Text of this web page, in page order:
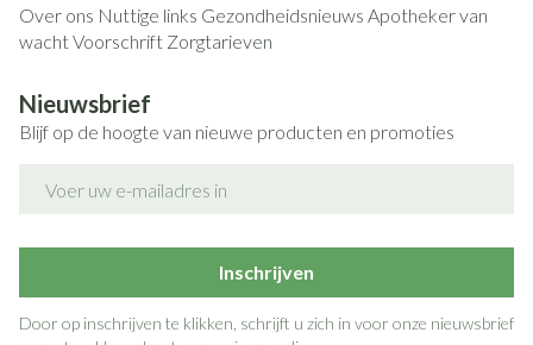
Over ons Nuttige links Gezondheidsnieuws Apotheker van
wachtVoorschrift Zorgtarieven
Nieuwsbrief
Blijf op de hoogte van nieuwe producten en promoties
Inschrijven
Door op inschrijven te klikken, schrijft u zich in voor onze nieuwsbrief